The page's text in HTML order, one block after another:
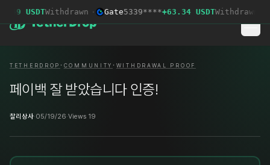
USDTWithdrawn · Gate5339****+63.34 USDTWithdrawn
TETHERDROP · COMMUNITY · WITHDRAWAL PROOF
페이백 잘 받았습니다 인증!
찰리상사·05/19/26·Views 19